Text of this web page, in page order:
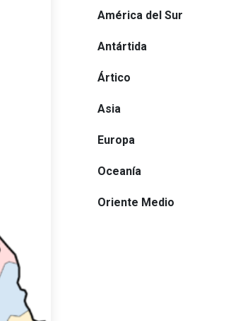
América del Sur
Antártida
Ártico
Asia
Europa
Oceanía
Oriente Medio